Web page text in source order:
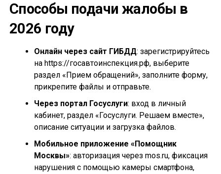
Способы подачи жалобы в
2026 году
Онлайн через сайт ГИБДД: зарегистрируйтесь
на https://госавтоинспекция.рф, выберите
раздел «Прием обращений», заполните форму,
прикрепите файлы и отправьте.
Через портал Госуслуги: вход в личный
кабинет, раздел «Госуслуги. Решаем вместе»,
описание ситуации и загрузка файлов.
Мобильное приложение «Помощник
Москвы»: авторизация через mos.ru, фиксация
нарушения с помощью камеры смартфона,